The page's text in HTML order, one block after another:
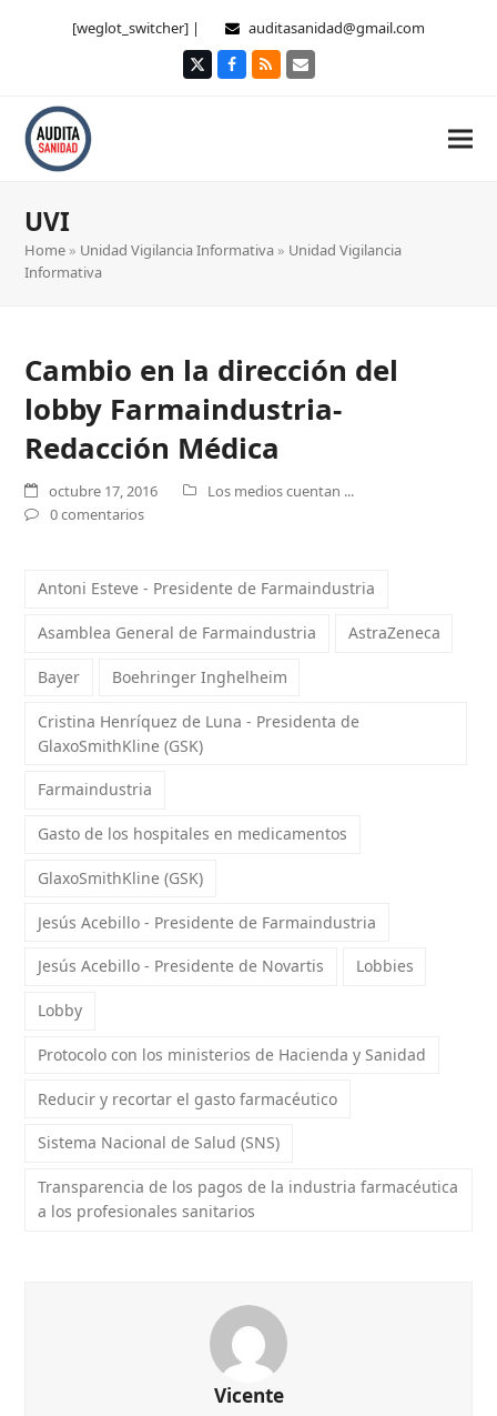
[weglot_switcher] | auditasanidad@gmail.com
TwitterFacebook
RSS Correo
UVI
Home » Unidad Vigilancia Informativa » Unidad Vigilancia
Informativa
Cambio en la dirección del
lobby Farmaindustria-
Redacción Médica
octubre 17, 2016
Los medios cuentan ...
0 comentarios
Antoni Esteve - Presidente de Farmaindustria
Asamblea General de Farmaindustria AstraZeneca
Bayer Boehringer Inghelheim
Cristina Henríquez de Luna - Presidenta de
GlaxoSmithKline (GSK)
Farmaindustria
Gasto de los hospitales en medicamentos
GlaxoSmithKline (GSK)
Jesús Acebillo - Presidente de Farmaindustria
Jesús Acebillo - Presidente de Novartis Lobbies
Lobby
Protocolo con los ministerios de Hacienda y Sanidad
Reducir y recortar el gasto farmacéutico
Sistema Nacional de Salud (SNS)
Transparencia de los pagos de la industria farmacéutica
a los profesionales sanitarios
Vicente